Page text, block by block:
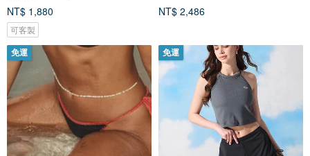
NT$ 1,880
可客製
NT$ 2,486
免運 免運